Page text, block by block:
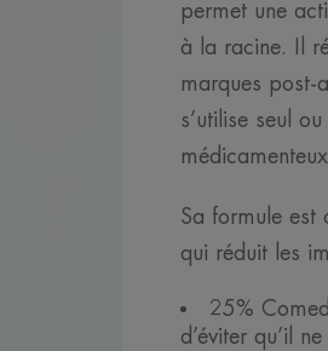
permet une
à la racine. Il
marques post-
s’utilise seul
Sa formule est
qui réduit les
25%
d’éviter qu’il